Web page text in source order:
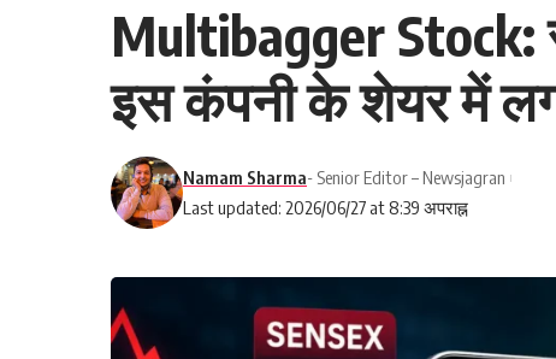
Multibagger
इस कंपनी के शेयर में
Last updated: 2026/06/27 at 8:39 अपराह्न
Namam Sharma- Senior Editor – Newsjagran